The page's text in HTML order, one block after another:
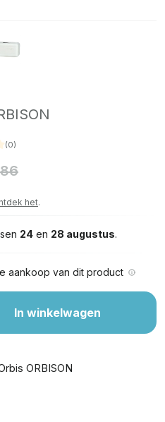
(0)
het.
24 en 28 augustus.
aankoop van dit product
In winkelwagen
ORBISON